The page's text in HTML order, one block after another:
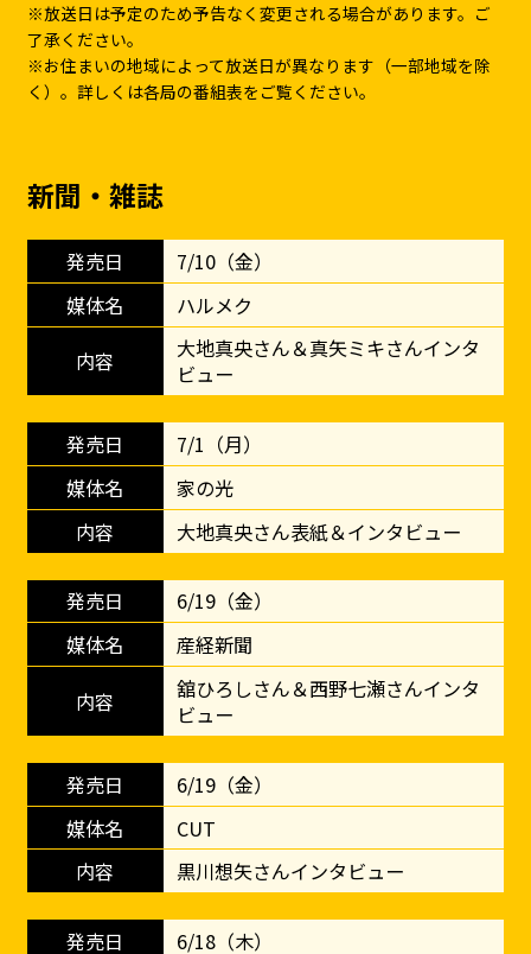
※放送日は予定のため予告なく変更される場合があります。ご
了承ください。
※お住まいの地域によって放送日が異なります（一部地域を除
く）。詳しくは各局の番組表をご覧ください。
新聞・雑誌
7/10（金）
ハルメク
大地真央さん＆真矢ミキさんインタ
ビュー
7/1（月）
家の光
大地真央さん表紙＆インタビュー
6/19（金）
産経新聞
舘ひろしさん＆西野七瀬さんインタ
ビュー
6/19（金）
CUT
黒川想矢さんインタビュー
6/18（木）